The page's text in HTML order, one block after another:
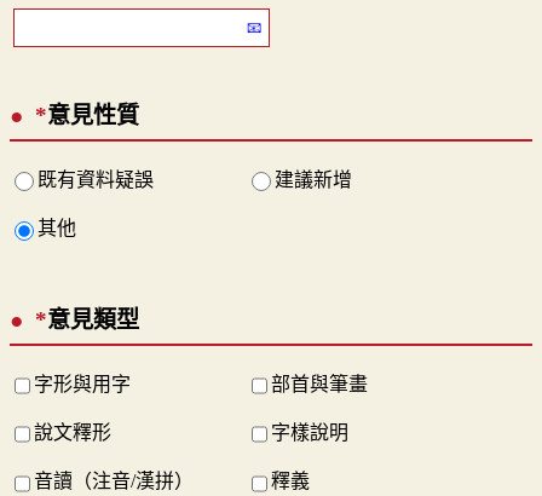
*意見性質
既有資料疑誤 建議新增
其他
*意見類型
字形與用字 部首與筆畫
說文釋形 字樣說明
音讀（注音/漢拼） 釋義